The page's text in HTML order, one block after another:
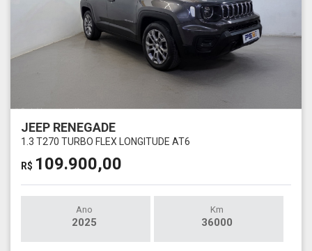
JEEP RENEGADE
1.3 T270 TURBO FLEX LONGITUDE AT6
R$ 109.900,00
Ano
2025
Km
36000